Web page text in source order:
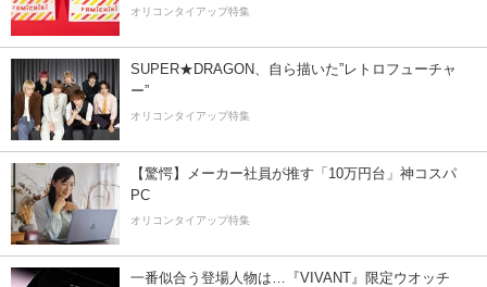
オリコンタイアップ特集
SUPER★DRAGON、自ら描いた”レトロフューチャ
ー”
オリコンタイアップ特集
【驚愕】メーカー社員が推す「10万円台」神コスパ
PC
オリコンタイアップ特集
一番似合う登場人物は…『VIVANT』限定ウオッチ